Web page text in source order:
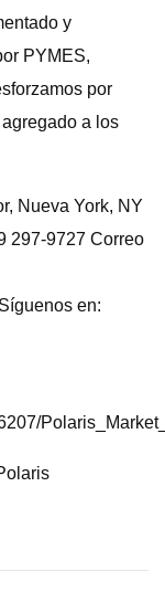
y
PYMES,
por
a los
Nueva York, NY
297-9727 Correo
en: